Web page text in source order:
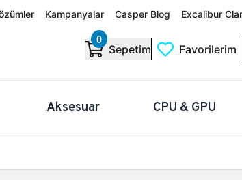
Kampanyalar Casper Blog Excalibur
0
Sepetim Favorilerim
Aksesuar CPU & GPU